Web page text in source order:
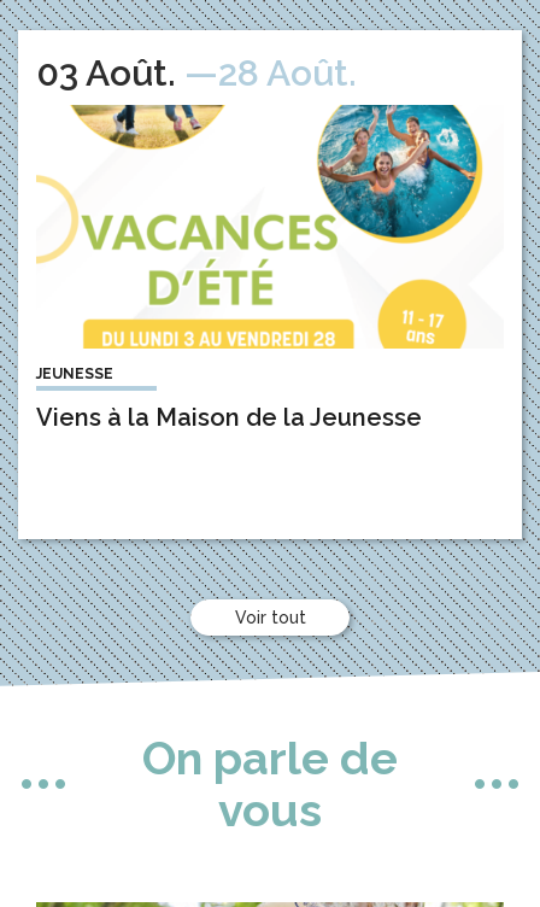
Du
03 Août. au
—28 Août.
JEUNESSE
Viens à la Maison de la Jeunesse
Voir tout
On parle de
vous